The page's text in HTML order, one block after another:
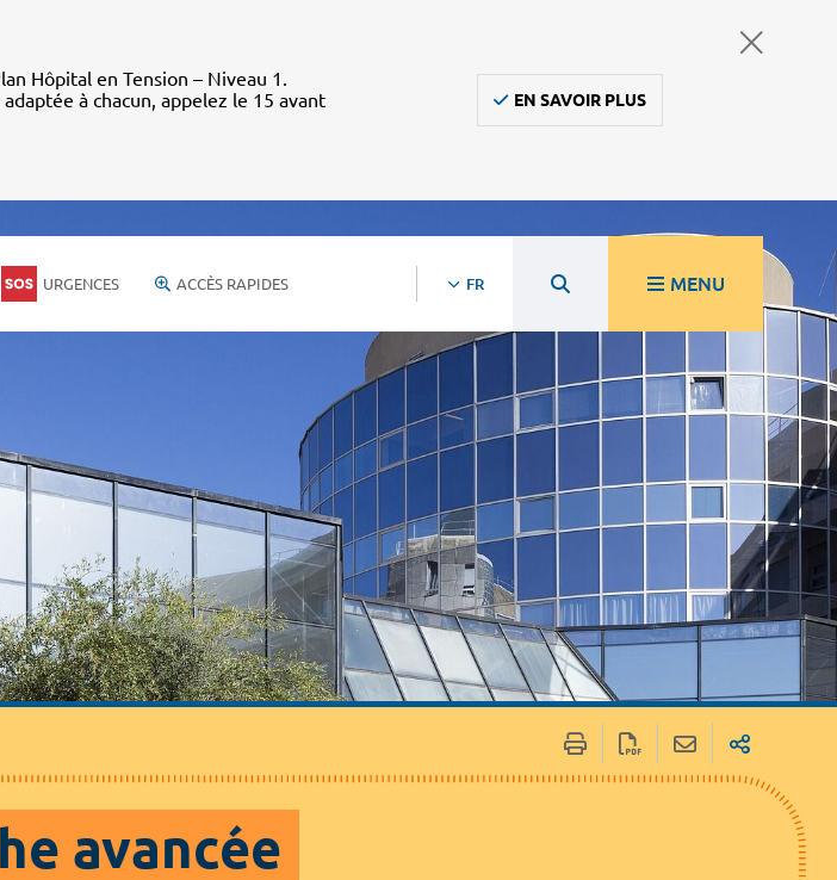
Hôpital en Tension – Niveau 1.
à chacun, appelez le 15 avant
EN SAVOIR PLUS
URGENCES ACCÈS RAPIDES FR MENU
avancée